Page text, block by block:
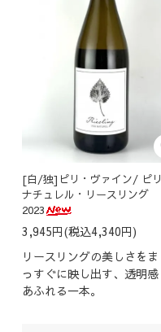
[白/独]ピリ・ヴァイン/ ピリ
ナチュレル・リースリング
2023
3,945円(税込4,340円)
リースリングの美しさをま
っすぐに映し出す、透明感
あふれる一本。